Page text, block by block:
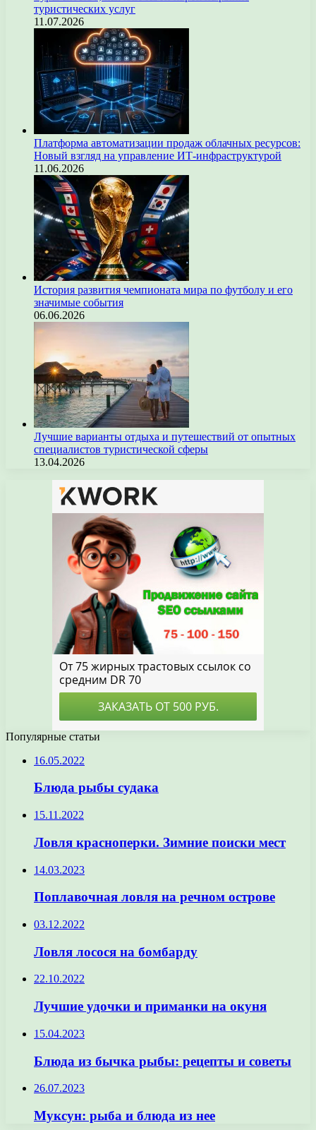
туристических услуг
11.07.2026
Платформа автоматизации продаж облачных ресурсов:
Новый взгляд на управление ИТ-инфраструктурой
11.06.2026
История развития чемпионата мира по футболу и его
значимые события
06.06.2026
Лучшие варианты отдыха и путешествий от опытных
специалистов туристической сферы
13.04.2026
Популярные статьи
16.05.2022
Блюда рыбы судака
15.11.2022
Ловля красноперки. Зимние поиски мест
14.03.2023
Поплавочная ловля на речном острове
03.12.2022
Ловля лосося на бомбарду
22.10.2022
Лучшие удочки и приманки на окуня
15.04.2023
Блюда из бычка рыбы: рецепты и советы
26.07.2023
Муксун: рыба и блюда из нее